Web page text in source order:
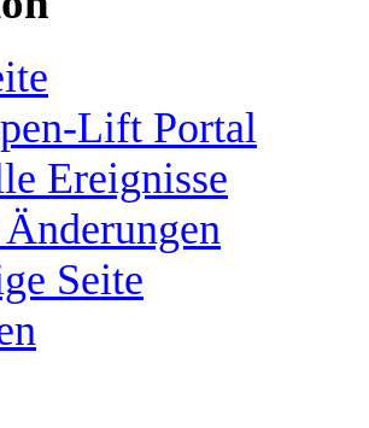
Lift Portal
Ereignisse
Seite